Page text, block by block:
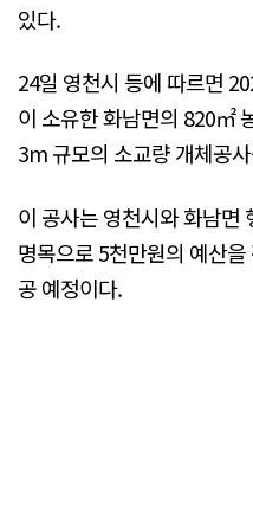
있다.
24일 영천시 등에 따르면
이 소유한 화남면의 820㎡
3m 규모의 소교량 개체공
이 공사는 영천시와 화남면
명목으로 5천만원의 예산
공 예정이다.